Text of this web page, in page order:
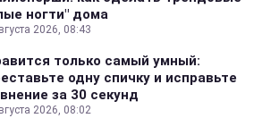
ногти" дома
2026, 08:43
только самый умный:
одну спичку и исправьте
за 30 секунд
2026, 08:02